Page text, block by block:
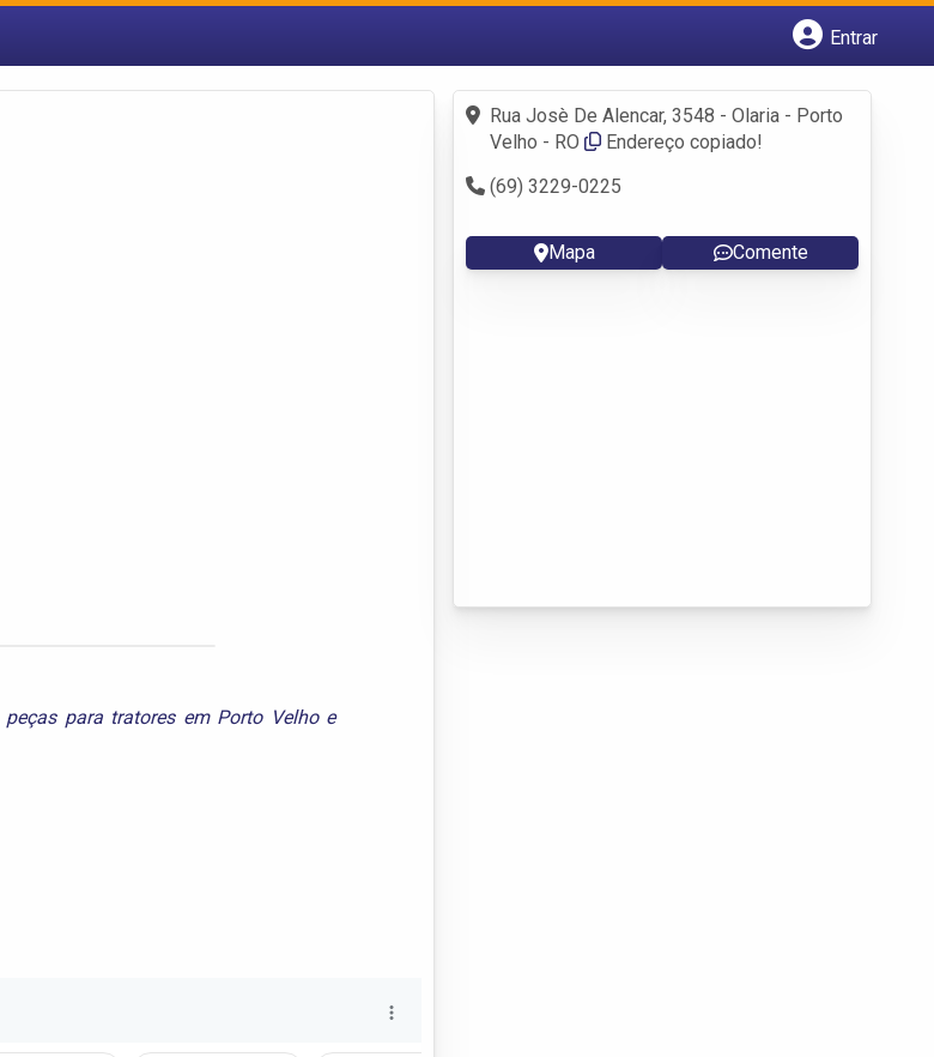
Entrar
Fazer login
Criar conta
peças para tratores em Porto Velhoe
Rua Josè De Alencar, 3548 - Olaria - Porto
Velho - RO
Endereço copiado!
(69) 3229-0225
Mapa Comente